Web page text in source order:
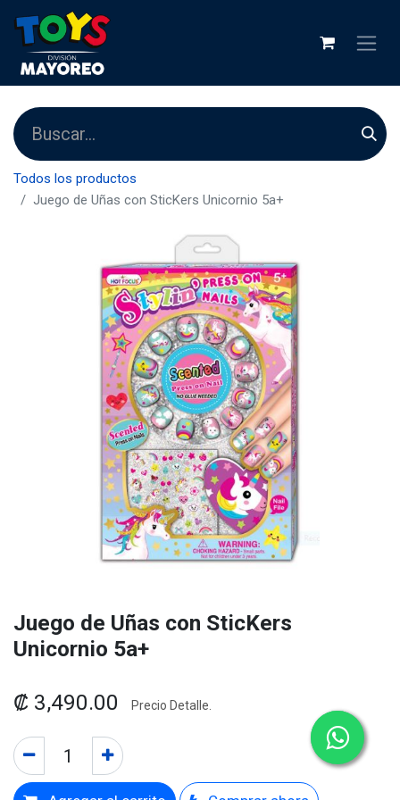
Todos los productos
Juego de Uñas con SticKers Unicornio 5a+
Juego de Uñas con SticKers
Unicornio 5a+
₡ 3,490.00 Precio Detalle.